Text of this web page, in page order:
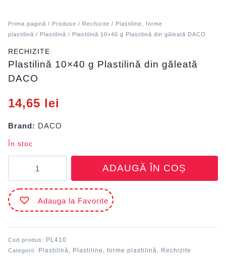
Prima pagină / Produse / Rechizite / Plastiline, forme
plastilină / Plastilină / Plastilină 10×40 g Plastilină din găleată DACO
RECHIZITE
Plastilină 10×40 g Plastilină din găleată
DACO
14,65 lei
Brand: DACO
În stoc
Plastilină
10x40
g
Plastilină
din
ADAUGĂ ÎN COȘ
Adauga la Favorite
Cod produs: PL410
Categorii: Plastilină, Plastiline, forme plastilină, Rechizite